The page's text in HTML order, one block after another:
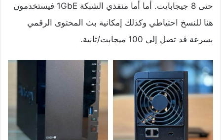
حتى 8 جيجابايت. أما أما منفذي الشبكة 1GbE فيستخدمون
هنا للنسخ احتياطي وكذلك إمكانية بث المحتوى الرقمي
بسرعة قد تصل إلى 100 ميجابت/ثانية.